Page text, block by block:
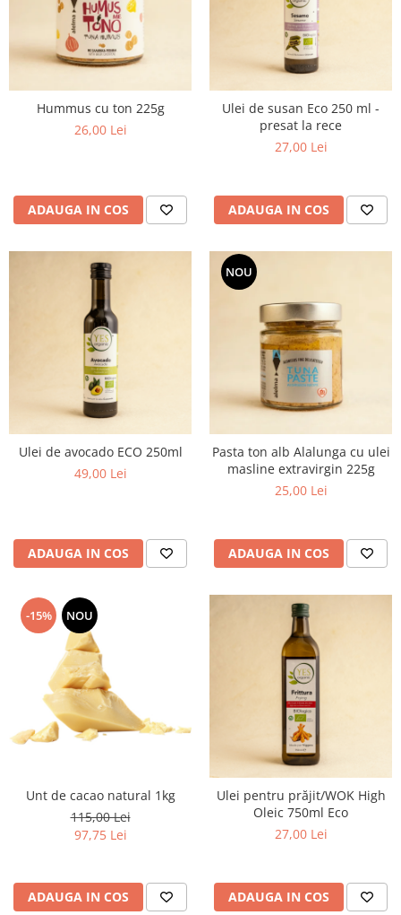
Hummus cu ton 225g
26,00 Lei
ADAUGA IN COS
Ulei de susan Eco 250 ml -
presat la rece
27,00 Lei
ADAUGA IN COS
Ulei de avocado ECO 250ml
49,00 Lei
ADAUGA IN COS
NOU
Pasta ton alb Alalunga cu ulei
masline extravirgin 225g
25,00 Lei
ADAUGA IN COS
-15% NOU
Unt de cacao natural 1kg
115,00 Lei
97,75 Lei
ADAUGA IN COS
Ulei pentru prăjit/WOK High
Oleic 750ml Eco
27,00 Lei
ADAUGA IN COS